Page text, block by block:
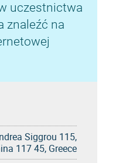
uczestnictwa
znaleźć na
Siggrou 115,
117 45, Greece